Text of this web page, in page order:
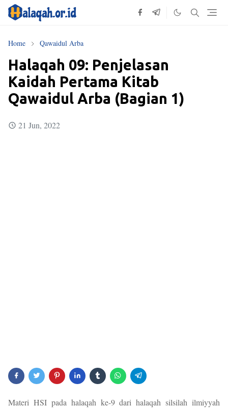
Home Qawaidul Arba
Halaqah 09: Penjelasan
Kaidah Pertama Kitab
Qawaidul Arba (Bagian 1)
21 Jun, 2022
Materi HSI pada halaqah ke-9 dari halaqah silsilah ilmiyyah